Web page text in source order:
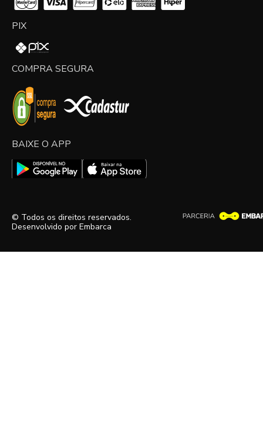
PIX
COMPRA SEGURA
BAIXE O APP
© Todos os direitos reservados.
Desenvolvido por Embarca